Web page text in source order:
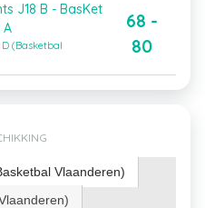
J18 B - BasKet
A
(Basketbal
68 -
80
Vlaanderen)